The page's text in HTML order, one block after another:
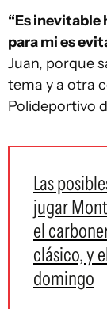
“Es inevitable
para mi es
Juan, porque
tema y a otra
Polideportivo
Las
jugar
el
clásico, y
domingo